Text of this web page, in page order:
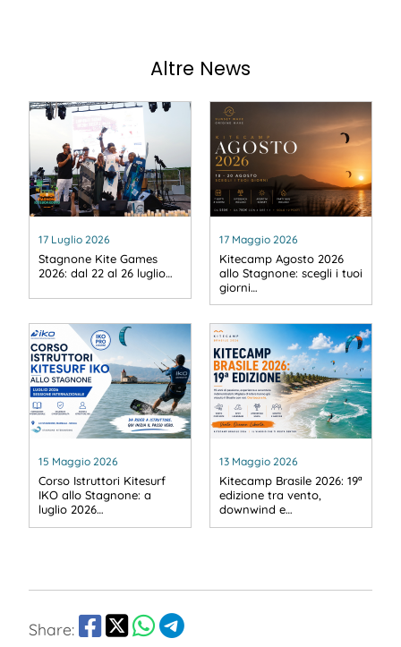
Altre News
17 Luglio 2026
Stagnone Kite Games
2026: dal 22 al 26 luglio…
17 Maggio 2026
Kitecamp Agosto 2026
allo Stagnone: scegli i tuoi
giorni…
15 Maggio 2026
Corso Istruttori Kitesurf
IKO allo Stagnone: a
luglio 2026…
13 Maggio 2026
Kitecamp Brasile 2026: 19ª
edizione tra vento,
downwind e…
Share: